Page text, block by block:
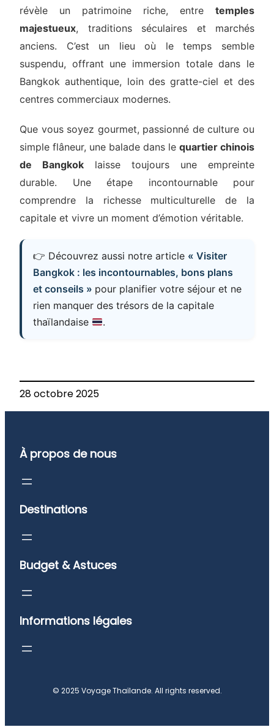
révèle un patrimoine riche, entre temples
majestueux, traditions séculaires et marchés
anciens. C’est un lieu où le temps semble
suspendu, offrant une immersion totale dans le
Bangkok authentique, loin des gratte-ciel et des
centres commerciaux modernes.
Que vous soyez gourmet, passionné de culture ou
simple flâneur, une balade dans le quartier chinois
de Bangkok laisse toujours une empreinte
durable. Une étape incontournable pour
comprendre la richesse multiculturelle de la
capitale et vivre un moment d’émotion véritable.
👉 Découvrez aussi notre article « Visiter
Bangkok : les incontournables, bons plans
et conseils » pour planifier votre séjour et ne
rien manquer des trésors de la capitale
thaïlandaise
.
28 octobre 2025
À propos de nous
Destinations
Budget & Astuces
Informations légales
© 2025 Voyage Thaïlande. All rights reserved.